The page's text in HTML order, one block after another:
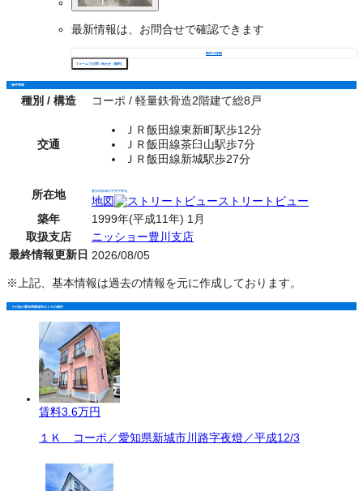
最新情報は、お問合せで確認できます
物件の詳細
フォームでお問い合わせ（無料）
物件情報
種別 / 構造 コーポ / 軽量鉄骨造2階建て総8戸
交通
ＪＲ飯田線東新町駅歩12分
ＪＲ飯田線茶臼山駅歩7分
ＪＲ飯田線新城駅歩27分
所在地 愛知県新城市平井字野地
地図
ストリートビュー
築年
1999年(平成11年) 1月
取扱支店
ニッショー豊川支店
最終情報更新日 2026/08/05
※上記、基本情報は過去の情報を元に作成しております。
その他の愛知県新城市の１Ｋの物件
賃料3.6万円
１Ｋ コーポ／愛知県新城市川路字夜燈／平成12/3